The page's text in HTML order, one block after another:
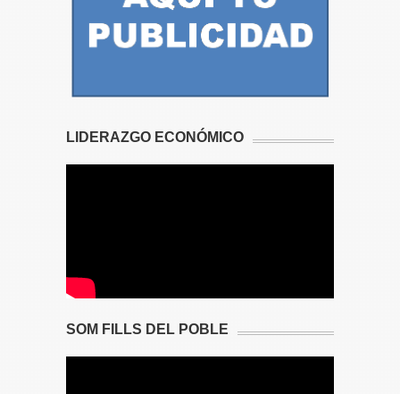
LIDERAZGO ECONÓMICO
SOM FILLS DEL POBLE